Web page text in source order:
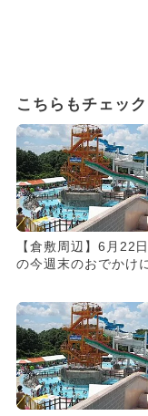
こちらもチェッ
【倉敷周辺】6月22
の今週末のおでかけ